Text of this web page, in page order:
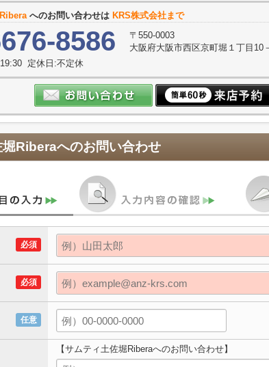
へのお問い合わせは KRS株式会社まで
8586
〒550-0003
大阪府大阪市西区京町堀１丁目10
定休日:不定休
堀Riberaへのお問い合わせ
必須
必須
任意
【サムティ土佐堀Riberaへのお問い合わせ】